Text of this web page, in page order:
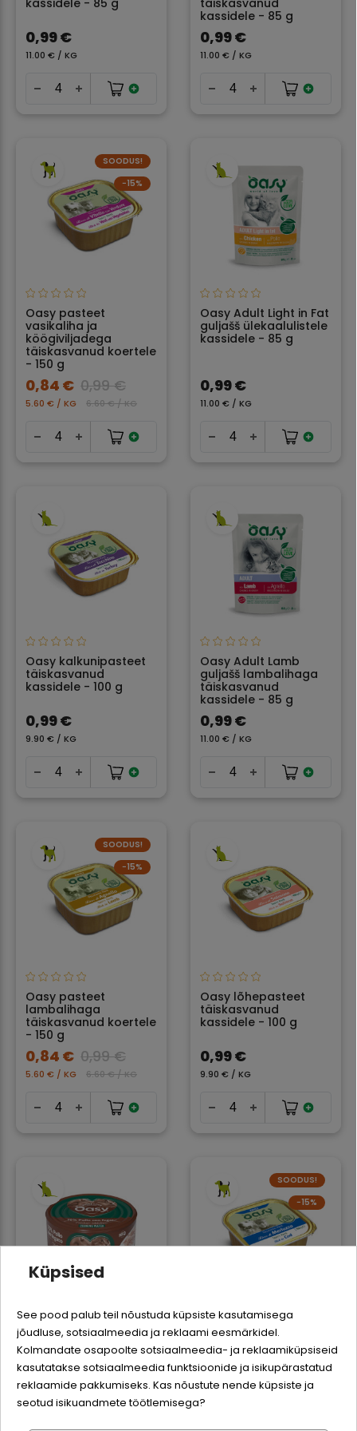
kassidele - 85 g
0,99 €
11.00 € / KG
täiskasvanud
kassidele - 85 g
0,99 €
11.00 € / KG
SOODUS!
−15%
Oasy pasteet
vasikaliha ja
köögiviljadega
täiskasvanud koertele
- 150 g
0,84 € 0,99 €
5.60 € / KG 6.60 € / KG
Oasy Adult Light in Fat
guljašš ülekaalulistele
kassidele - 85 g
0,99 €
11.00 € / KG
Oasy kalkunipasteet
täiskasvanud
kassidele - 100 g
0,99 €
9.90 € / KG
Oasy Adult Lamb
guljašš lambalihaga
täiskasvanud
kassidele - 85 g
0,99 €
11.00 € / KG
SOODUS!
−15%
Oasy pasteet
lambalihaga
täiskasvanud koertele
- 150 g
0,84 € 0,99 €
5.60 € / KG 6.60 € / KG
Oasy lõhepasteet
täiskasvanud
kassidele - 100 g
0,99 €
9.90 € / KG
Oasy More Love
konserv kana ja
maksaga kassidele -
70 g
1,59 €
SOODUS!
−15%
Oasy pasteet tursaga
täiskasvanud koertele
- 150 g
0,84 € 0,99 €
5.60 € / KG
Logi sisse
Registreeru
Küpsised
See pood palub teil nõustuda küpsiste kasutamisega
jõudluse, sotsiaalmeedia ja reklaami eesmärkidel.
Kolmandate osapoolte sotsiaalmeedia- ja reklaamiküpsiseid
kasutatakse sotsiaalmeedia funktsioonide ja isikupärastatud
reklaamide pakkumiseks. Kas nõustute nende küpsiste ja
seotud isikuandmete töötlemisega?